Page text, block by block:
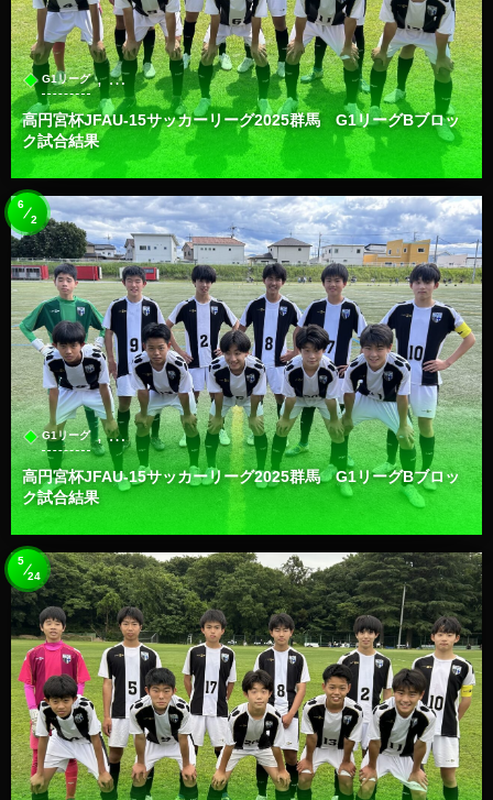
G1リーグ , …
高円宮杯JFAU-15サッカーリーグ2025群馬 G1リーグBブロッ
ク試合結果
G1リーグ , …
高円宮杯JFAU-15サッカーリーグ2025群馬 G1リーグBブロッ
ク試合結果
6
2
5
24